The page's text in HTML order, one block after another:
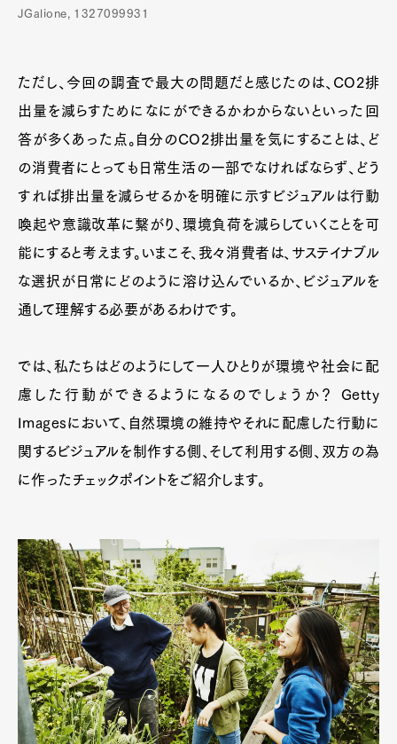
JGalione, 1327099931
ただし、今回の調査で最大の問題だと感じたのは、CO2排
出量を減らすためになにができるかわからないといった回
答が多くあった点。自分のCO2排出量を気にすることは、ど
の消費者にとっても日常生活の一部でなければならず、どう
すれば排出量を減らせるかを明確に示すビジュアルは行動
喚起や意識改革に繋がり、環境負荷を減らしていくことを可
能にすると考えます。いまこそ、我々消費者は、サステイナブル
な選択が日常にどのように溶け込んでいるか、ビジュアルを
通して理解する必要があるわけです。
では、私たちはどのようにして一人ひとりが環境や社会に配
慮した行動ができるようになるのでしょうか？ Getty
Imagesにおいて、自然環境の維持やそれに配慮した行動に
関するビジュアルを制作する側、そして利用する側、双方の為
に作ったチェックポイントをご紹介します。